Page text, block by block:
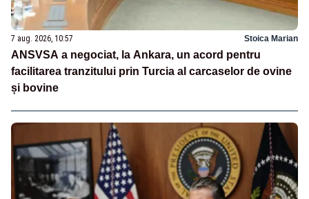
7 aug. 2026, 10:57 Stoica Marian
ANSVSA a negociat, la Ankara, un acord pentru
facilitarea tranzitului prin Turcia al carcaselor de ovine
și bovine